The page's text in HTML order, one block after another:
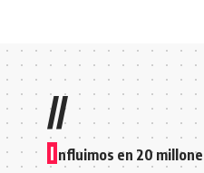
//
I nfluimos en 20